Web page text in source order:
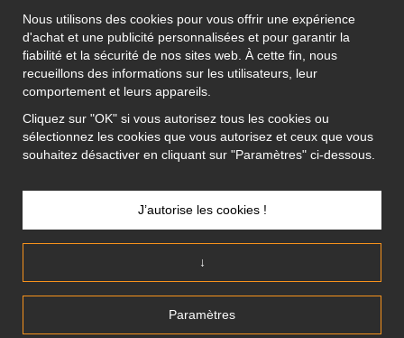
ADRESSE PROFESSIONNELLE
Motley Denim Europe OÜ
Reg: 12356245
ATTENTION ! N'envoyez pas les retours de produits à cette
FRANCE/FRANÇAIS (FR)
Nous utilisons des cookies pour vous offrir une expérience
d'achat et une publicité personnalisées et pour garantir la
fiabilité et la sécurité de nos sites web. À cette fin, nous
recueillons des informations sur les utilisateurs, leur
comportement et leurs appareils.
Cliquez sur "OK" si vous autorisez tous les cookies ou
sélectionnez les cookies que vous autorisez et ceux que vous
souhaitez désactiver en cliquant sur "Paramètres" ci-dessous.
Paramètres
↓
J’autorise les cookies !